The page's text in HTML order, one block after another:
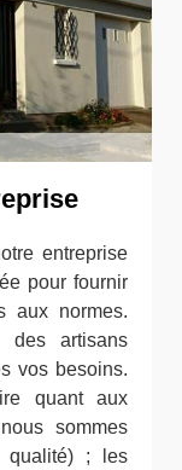
entreprise
pour fournir
aux normes.
des artisans
vos besoins.
quant aux
sommes
qualité) ; les